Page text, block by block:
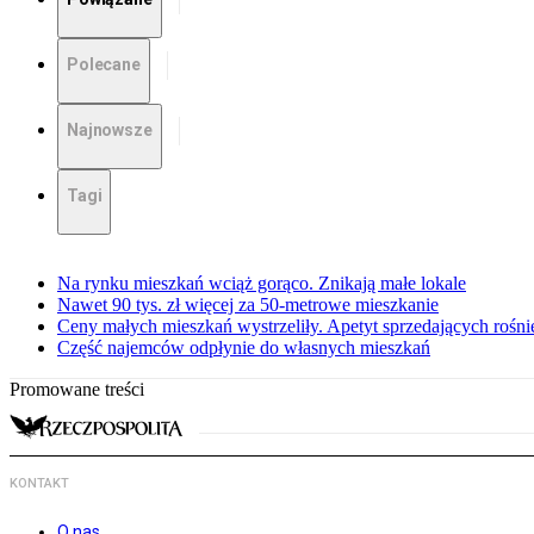
Polecane
Najnowsze
Tagi
Na rynku mieszkań wciąż gorąco. Znikają małe lokale
Nawet 90 tys. zł więcej za 50-metrowe mieszkanie
Ceny małych mieszkań wystrzeliły. Apetyt sprzedających
Część najemców odpłynie do własnych mieszkań
Promowane treści
KONTAKT